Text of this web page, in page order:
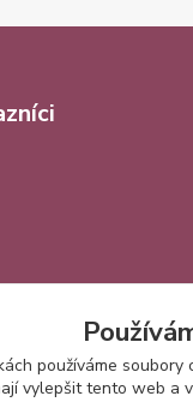
používáme
vylepšit tento web a